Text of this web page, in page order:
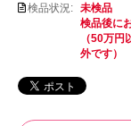
検品状況: 未検品
検品後に
（50万
外です）